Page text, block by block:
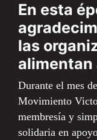
En esta
las
alimentan
Durante el mes
Movimiento
membresía y
solidaria en